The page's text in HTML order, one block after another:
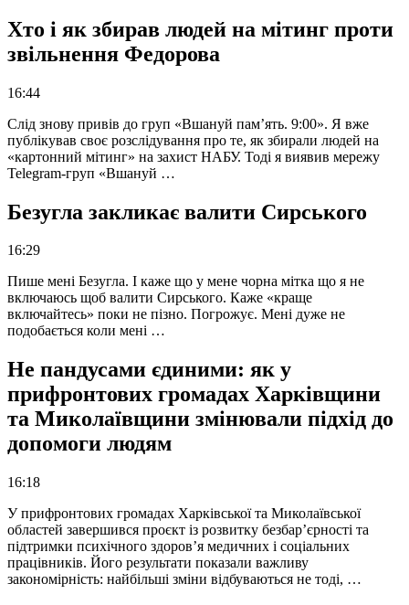
Хто і як збирав людей на мітинг проти
звільнення Федорова
16:44
Слід знову привів до груп «Вшануй пам’ять. 9:00». Я вже
публікував своє розслідування про те, як збирали людей на
«картонний мітинг» на захист НАБУ. Тоді я виявив мережу
Telegram-груп «Вшануй …
Безугла закликає валити Сирського
16:29
Пише мені Безугла. І каже що у мене чорна мітка що я не
включаюсь щоб валити Сирського. Каже «краще
включайтесь» поки не пізно. Погрожує. Мені дуже не
подобається коли мені …
Не пандусами єдиними: як у
прифронтових громадах Харківщини
та Миколаївщини змінювали підхід до
допомоги людям
16:18
У прифронтових громадах Харківської та Миколаївської
областей завершився проєкт із розвитку безбар’єрності та
підтримки психічного здоров’я медичних і соціальних
працівників. Його результати показали важливу
закономірність: найбільші зміни відбуваються не тоді, …